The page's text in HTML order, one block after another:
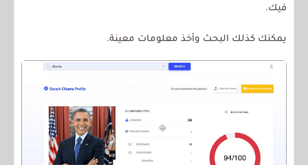
فيك.
يمكنك كذلك البحث وأخذ معلومات معينة.